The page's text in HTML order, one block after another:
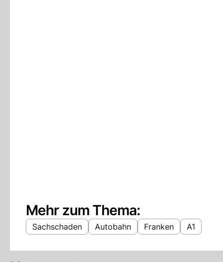
Mehr zum Thema:
Sachschaden Autobahn Franken A1